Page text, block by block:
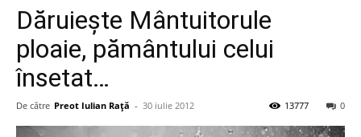
Dăruieşte Mântuitorule
ploaie, pământului celui
însetat…
De către Preot Iulian Raţă - 30 iulie 2012 0
13777